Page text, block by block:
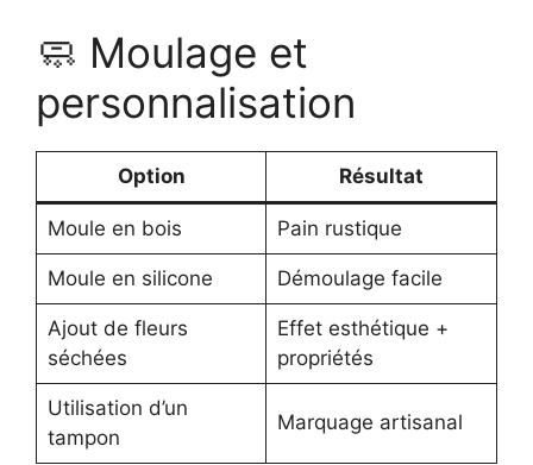
🧼 Moulage et
personnalisation
Option Résultat
Moule en bois Pain rustique
Moule en silicone Démoulage facile
Ajout de fleurs
séchées
Effet esthétique +
propriétés
Utilisation d’un
tampon
Marquage artisanal